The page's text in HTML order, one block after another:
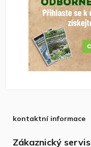
kontaktní informace
Zákaznický servis